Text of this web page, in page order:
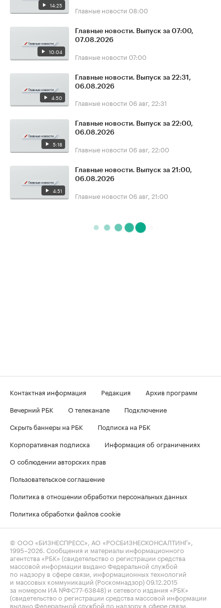
14:25 Главные новости 08:00
10:04
Главные новости. Выпуск за 07:00,
07.08.2026
Главные новости 07:00
4:50
Главные новости. Выпуск за 22:31,
06.08.2026
Главные новости 06 авг, 22:31
5:18
Главные новости. Выпуск за 22:00,
06.08.2026
Главные новости 06 авг, 22:00
4:51
Главные новости. Выпуск за 21:00,
06.08.2026
Главные новости 06 авг, 21:00
Контактная информация Редакция
Архив программ
Вечерний РБК
О телеканале
Подключение
Скрыть баннеры на РБК
Подписка на РБК
Корпоративная подписка
Информация об ограничениях
О соблюдении авторских прав
Пользовательское соглашение
Политика в отношении обработки персональных данных
Политика обработки файлов cookie
© ООО «БИЗНЕСПРЕСС», АО «РОСБИЗНЕСКОНСАЛТИНГ»,
1995–2026 . Сообщения и материалы информационного
агентства «РБК» (свидетельство о регистрации средства
массовой информации выдано Федеральной службой
по надзору в сфере связи, информационных технологий
и массовых коммуникаций (Роскомнадзор) 09.12.2015
за номером ИА №ФС77-63848) и сетевого издания «РБК»
(свидетельство о регистрации средства массовой информации
выдано Федеральной службой по надзору в сфере связи,